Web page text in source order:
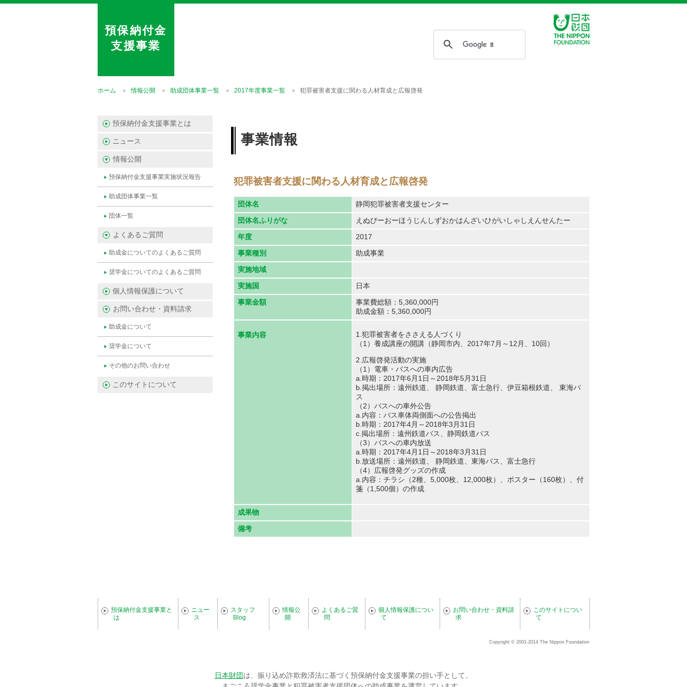
預保納付金
支援事業
ホーム 情報公開 助成団体事業一覧 2017年度事業一覧 犯罪被害者支援に関わる人材育成と広報啓発
預保納付金支援事業とは
ニュース
情報公開
預保納付金支援事業実施状況報告
助成団体事業一覧
団体一覧
よくあるご質問
助成金についてのよくあるご質問
奨学金についてのよくあるご質問
個人情報保護について
お問い合わせ・資料請求
助成金について
奨学金について
その他のお問い合わせ
このサイトについて
事業情報
犯罪被害者支援に関わる人材育成と広報啓発
団体名 静岡犯罪被害者支援センター
団体名ふりがな えぬぴーおーほうじんしずおかはんざいひがいしゃしえんせんたー
年度 2017
事業種別 助成事業
実施地域
実施国 日本
事業金額
事業費総額：5,360,000円
助成金額：5,360,000円
事業内容
1.犯罪被害者をささえる人づくり
（1）養成講座の開講（静岡市内、2017年7月～12月、10回）
2.広報啓発活動の実施
（1）電車・バスへの車内広告
a.時期：2017年6月1日～2018年5月31日
b.掲出場所：遠州鉄道、 静岡鉄道、富士急行、伊豆箱根鉄道、 東海バ
ス
（2）バスへの車外公告
a.内容：バス車体両側面への公告掲出
b.時期：2017年4月～2018年3月31日
c.掲出場所：遠州鉄道バス、静岡鉄道バス
（3）バスへの車内放送
a.時期：2017年4月1日～2018年3月31日
b.放送場所：遠州鉄道、 静岡鉄道、東海バス、富士急行
（4）広報啓発グッズの作成
a.内容：チラシ（2種、5,000枚、12,000枚）、ポスター（160枚）、付
箋（1,500個）の作成
成果物
備考
預保納付金支援事業と
は
ニュー
ス
スタッフ
Blog
情報公
開
よくあるご質
問
個人情報保護につい
て
お問い合わせ・資料請
求
このサイトについ
て
Copyright © 2001-2014 The Nippon Foundation
日本財団は、振り込め詐欺救済法に基づく預保納付金支援事業の担い手として、